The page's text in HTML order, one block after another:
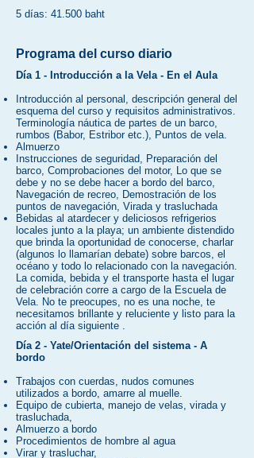
5 días: 41.500 baht
Programa del curso diario
Día 1 - Introducción a la Vela - En el Aula
Introducción al personal, descripción general del
esquema del curso y requisitos administrativos.
Terminología náutica de partes de un barco,
rumbos (Babor, Estribor etc.), Puntos de vela.
Almuerzo
Instrucciones de seguridad, Preparación del
barco, Comprobaciones del motor, Lo que se
debe y no se debe hacer a bordo del barco,
Navegación de recreo, Demostración de los
puntos de navegación, Virada y trasluchada
Bebidas al atardecer y deliciosos refrigerios
locales junto a la playa; un ambiente distendido
que brinda la oportunidad de conocerse, charlar
(algunos lo llamarían debate) sobre barcos, el
océano y todo lo relacionado con la navegación.
La comida, bebida y el transporte hasta el lugar
de celebración corre a cargo de la Escuela de
Vela. No te preocupes, no es una noche, te
necesitamos brillante y reluciente y listo para la
acción al día siguiente .
​Día2 - Yate/Orientación del sistema - A
bordo
Trabajos con cuerdas, nudos comunes
utilizados a bordo, amarre al muelle.
Equipo de cubierta, manejo de velas, virada y
trasluchada,
Almuerzo a bordo
Procedimientos de hombre al agua
Virar y trasluchar,